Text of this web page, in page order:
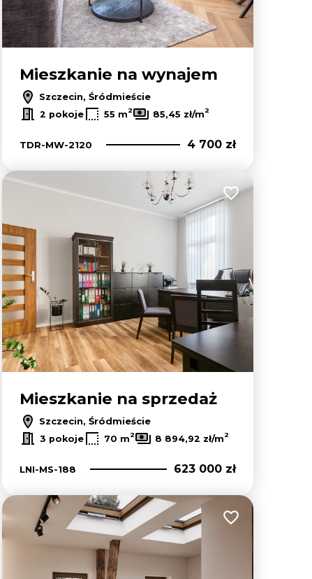
Mieszkanie na wynajem
Szczecin, Śródmieście
2 pokoje 55 m2 85,45 zł/m2
TDR-MW-2120 4 700 zł
Dodaj do
Mieszkanie na sprzedaż
Szczecin, Śródmieście
3 pokoje 70 m2 8 894,92 zł/m2
LNI-MS-188 623 000 zł
Dodaj do